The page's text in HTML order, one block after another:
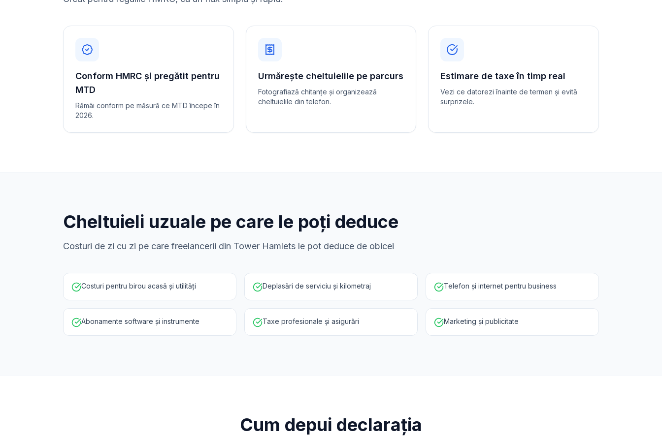
Conform HMRC și pregătit pentru
MTD
Rămâi conform pe măsură ce MTD începe în
2026.
Urmărește cheltuielile pe parcurs
Fotografiază chitanțe și organizează
cheltuielile din telefon.
Estimare de taxe în timp real
Vezi ce datorezi înainte de termen și evită
surprizele.
Cheltuieli uzuale pe care le poți deduce
Costuri de zi cu zi pe care freelancerii din Tower Hamlets le pot deduce de obicei
Costuri pentru birou acasă și utilități Deplasări de serviciu și kilometraj Telefon și internet pentru business
Abonamente software și instrumente Taxe profesionale și asigurări Marketing și publicitate
Cum depui declarația